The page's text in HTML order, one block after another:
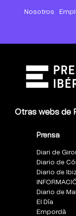
Nosotros
Otras webs de
Prensa
Diari de
Diario de
Diario de
Diario de
El Día
Empordà